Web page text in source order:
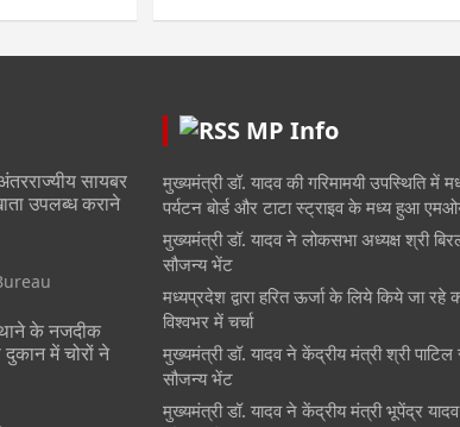
सायबर
उपलब्ध कराने
के नजदीक
दुकान में चोरों ने
MP Info
मुख्यमंत्री डॉ. यादव की गरिमामयी उपस्थिति में
पर्यटन बोर्ड और टाटा स्ट्राइव के मध्य हुआ
मुख्यमंत्री डॉ. यादव ने लोकसभा अध्यक्ष श्री
सौजन्य भेंट
मध्यप्रदेश द्वारा हरित ऊर्जा के लिये किये जा रहे
विश्वभर में चर्चा
मुख्यमंत्री डॉ. यादव ने केंद्रीय मंत्री श्री
सौजन्य भेंट
मुख्यमंत्री डॉ. यादव ने केंद्रीय मंत्री भूपेंद्र